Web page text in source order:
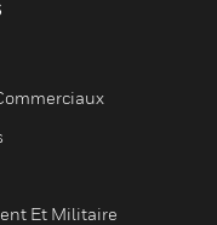
Et Militaire